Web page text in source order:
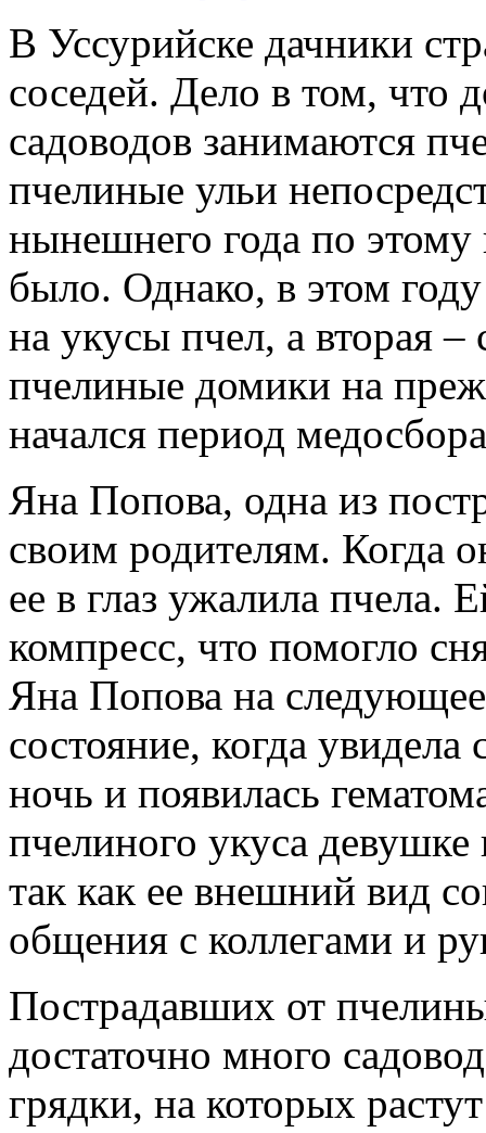
В Уссурийске дачники
соседей. Дело в том, что
садоводов занимаются
пчелиные ульи
нынешнего года по этому
было. Однако, в этом
на укусы пчел, а вторая –
пчелиные домики на
начался период
Яна Попова, одна из
своим родителям. Когда
ее в глаз ужалила
компресс, что помогло
Яна Попова на
состояние, когда увидела
ночь и появилась
пчелиного укуса
так как ее внешний вид
общения с коллегами и
Пострадавших от
достаточно много
грядки, на которых